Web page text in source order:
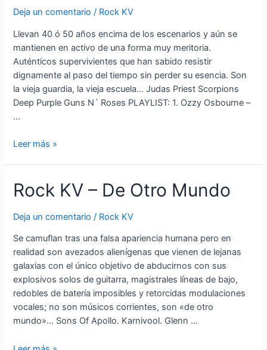
Deja un comentario / Rock KV
Llevan 40 ó 50 años encima de los escenarios y aún se
mantienen en activo de una forma muy meritoria.
Auténticos supervivientes que han sabido resistir
dignamente al paso del tiempo sin perder su esencia. Son
la vieja guardia, la vieja escuela… Judas Priest Scorpions
Deep Purple Guns N´ Roses PLAYLIST: 1. Ozzy Osbourne –
…
Rock
La
Vieja
Guardia,
Vieja
Escuela
Leer más »
Rock KV – De Otro Mundo
Deja un comentario / Rock KV
Se camuflan tras una falsa apariencia humana pero en
realidad son avezados alienígenas que vienen de lejanas
galaxias con el único objetivo de abducirnos con sus
explosivos solos de guitarra, magistrales líneas de bajo,
redobles de batería imposibles y retorcidas modulaciones
vocales; no son músicos corrientes, son «de otro
mundo»… Sons Of Apollo. Karnivool. Glenn …